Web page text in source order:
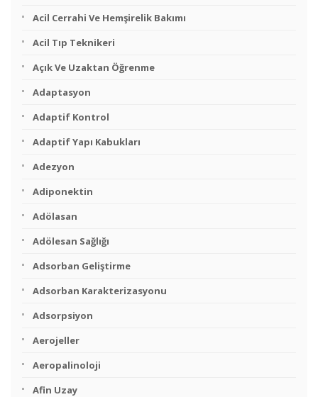
Acil Cerrahi Ve Hemşirelik Bakımı
Acil Tıp Teknikeri
Açık Ve Uzaktan Öğrenme
Adaptasyon
Adaptif Kontrol
Adaptif Yapı Kabukları
Adezyon
Adiponektin
Adölasan
Adölesan Sağlığı
Adsorban Geliştirme
Adsorban Karakterizasyonu
Adsorpsiyon
Aerojeller
Aeropalinoloji
Afin Uzay